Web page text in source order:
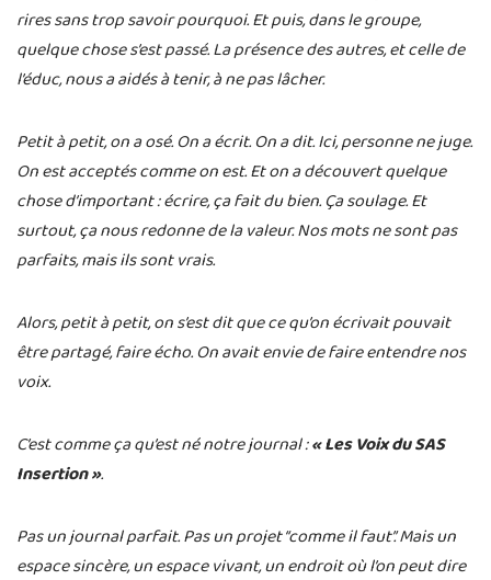
rires sans trop savoir pourquoi. Et puis, dans le groupe,
quelque chose s’est passé. La présence des autres, et celle de
l’éduc, nous a aidés à tenir, à ne pas lâcher.
Petit à petit, on a osé. On a écrit. On a dit. Ici, personne ne juge.
On est acceptés comme on est. Et on a découvert quelque
chose d’important : écrire, ça fait du bien. Ça soulage. Et
surtout, ça nous redonne de la valeur. Nos mots ne sont pas
parfaits, mais ils sont vrais.
Alors, petit à petit, on s’est dit que ce qu’on écrivait pouvait
être partagé, faire écho. On avait envie de faire entendre nos
voix.
C’est comme ça qu’est né notre journal :« Les Voix du SAS
Insertion ».
Pas un journal parfait. Pas un projet “comme il faut”. Mais un
espace sincère, un espace vivant, un endroit où l’on peut dire